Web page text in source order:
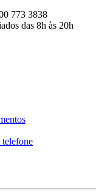
773 3838
das 8h às 20h